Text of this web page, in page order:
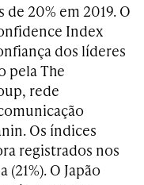
de 20% em 2019. O
Index
dos líderes
pela The
rede
Os índices
registrados nos
(21%). O Japão